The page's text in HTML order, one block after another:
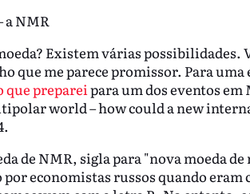
a NMR
Existem várias possibilidades.
que me parece promissor. Para uma
que prepareipara um dos eventos
world – how could a new
de NMR, sigla para "nova moeda
economistas russos quando eram